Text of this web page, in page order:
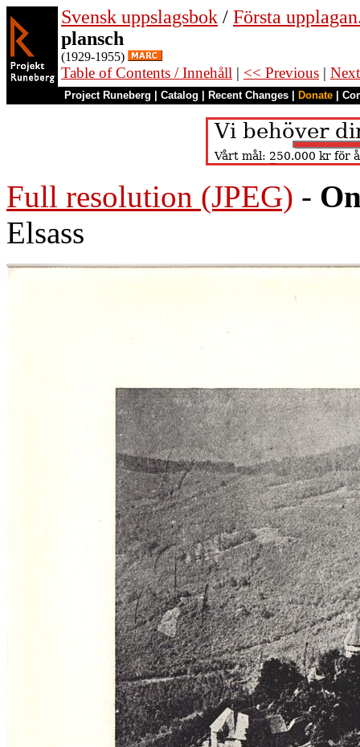
Svensk uppslagsbok / Första
plansch
(1929-1955)
Table of Contents / Innehåll | << Previous |
Project Runeberg Catalog Recent Changes Donate
Full resolution (JPEG) -
Elsass